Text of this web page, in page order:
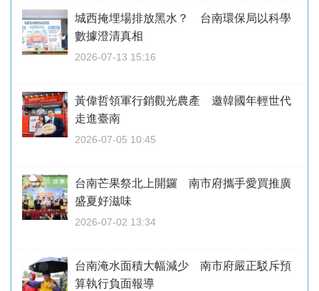
城西掩埋場排放黑水？ 台南環保局以科學
數據澄清真相
2026-07-13 15:16
黃偉哲領軍行銷觀光農產 邀韓國年輕世代
走進臺南
2026-07-05 10:45
台南芒果祭北上開鑼 南市府攜手愛買推廣
盛夏好滋味
2026-07-02 13:34
台南淹水面積大幅減少 南市府嚴正駁斥預
算執行負面報導